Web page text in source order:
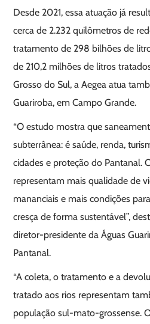
Desde 2021, essa atuação já
cerca de 2.232 quilômetros de
tratamento de 298 bilhões de
de 210,2 milhões de litros
Grosso do Sul, a Aegea atua
Guariroba, em Campo Grande.
“O estudo mostra que
subterrânea: é saúde, renda,
cidades e proteção do Pantanal.
representam mais qualidade de
mananciais e mais condições
cresça de forma sustentável”,
diretor-presidente da Águas
Pantanal.
“A coleta, o tratamento e a
tratado aos rios representam
população sul-mato-grossense.